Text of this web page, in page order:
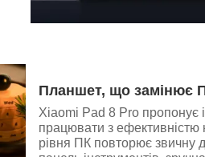
Планшет, що замінює
Xiaomi Pad 8 Pro пропонує
працювати з ефективністю
рівня ПК повторює звичну